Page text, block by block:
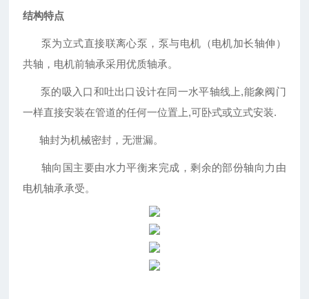
结构特点
泵为立式直接联离心泵，泵与电机（电机加长轴伸）
共轴，电机前轴承采用优质轴承。
泵的吸入口和吐出口设计在同一水平轴线上,能象阀门
一样直接安装在管道的任何一位置上,可卧式或立式安装.
轴封为机械密封，无泄漏。
轴向国主要由水力平衡来完成，剩余的部份轴向力由
电机轴承承受。